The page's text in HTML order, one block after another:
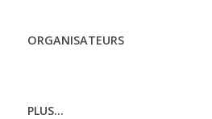
ORGANISATEURS
PLUS...